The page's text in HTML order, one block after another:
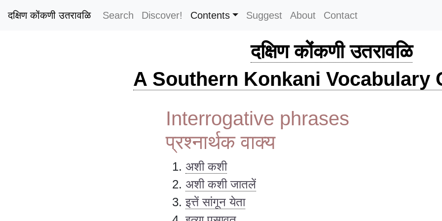
दक्षिण कोंकणी उतरावळि Search Discover! Contents Suggest About Contact
दक्षिण कोंकणी उतरावळि
A Southern Konkani Vocabulary
Interrogative phrases
प्रश्नार्थक वाक्य
अशी कशी
अशी कशी जातलें
इत्तें सांगून येता